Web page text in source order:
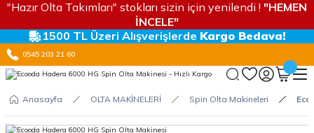
"Hazır Olta Takımları" stokları sizin için yenilendi ! "HEMEN
İNCELE"
1500 TL Üzeri Alışverişlerde Kargo Bedava!
0545 203 21 60
Anasayfa OLTA MAKİNELERİ Spin Olta Makineleri